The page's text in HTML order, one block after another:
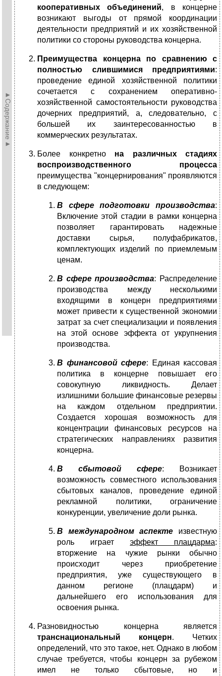
►Содержание►
кооперативных объединений, в концерне
возникают выгоды от прямой координации
деятельности предприятий и их хозяйственной
политики со стороны руководства концерна.
Преимущества концерна
по сравнению с
полностью слившимися предприятиями:
проведение единой хозяйственной политики
сочетается с сохранением оперативно-
хозяйственной самостоятельности руководства
дочерних предприятий, а, следовательно, с
большей их заинтересованностью в
коммерческих результатах.
Более конкретно на различных стадиях
воспроизводственного процесса
преимущества "концернирования" проявляются
в следующем:
В сфере подготовки производства:
Включение этой стадии в рамки концерна
позволяет гарантировать надежные
доставки сырья, полуфабрикатов,
комплектующих изделий по приемлемым
ценам.
В сфере производства: Распределение
производства между несколькими
входящими в концерн предприятиями
может привести к существенной экономии
затрат за счет специализации и появления
на этой основе эффекта от укрупнения
производства.
В финансовой сфере: Единая кассовая
политика в концерне повышает его
совокупную ликвидность. Делает
излишними большие финансовые резервы
на каждом отдельном предприятии.
Создается хорошая возможность для
концентрации финансовых ресурсов на
стратегических направлениях развития
концерна.
В сбытовой сфере: Возникает
возможность совместного использования
сбытовых каналов, проведение единой
рекламной политики, ограничение
конкуренции, увеличение доли рынка.
В международном аспекте известную
роль играет эффект плацдарма:
вторжение на чужие рынки обычно
происходит через приобретение
предприятия, уже существующего в
данном регионе (плацдарм) и
дальнейшего его использования для
освоения рынка.
Разновидностью концерна является
транснациональный концерн. Четких
определений, что это такое, нет. Однако в любом
случае требуется, чтобы концерн за рубежом
имел не только сбытовые, но и